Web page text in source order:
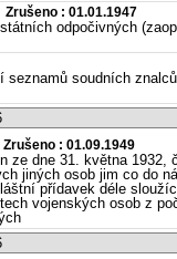
: 01.01.1947
odpočivných
seznamů soudních
: 01.09.1949
ze dne 31. května
jiných osob jim co do
přídavek déle
vojenských osob z